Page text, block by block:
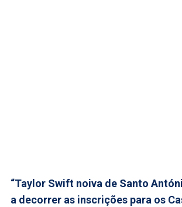
“Taylor Swift noiva de Santo
a decorrer as inscrições para os